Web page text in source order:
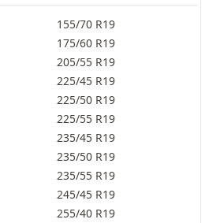
155/70 R19
175/60 R19
205/55 R19
225/45 R19
225/50 R19
225/55 R19
235/45 R19
235/50 R19
235/55 R19
245/45 R19
255/40 R19